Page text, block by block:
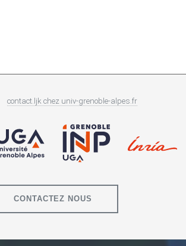
contact.ljk chez univ-grenoble-alpes.fr
CONTACTEZ NOUS